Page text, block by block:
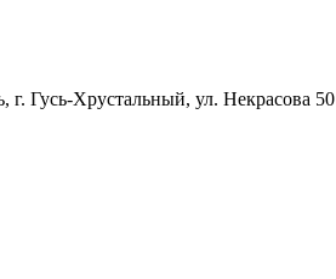
г. Гусь-Хрустальный, ул. Некрасова 50